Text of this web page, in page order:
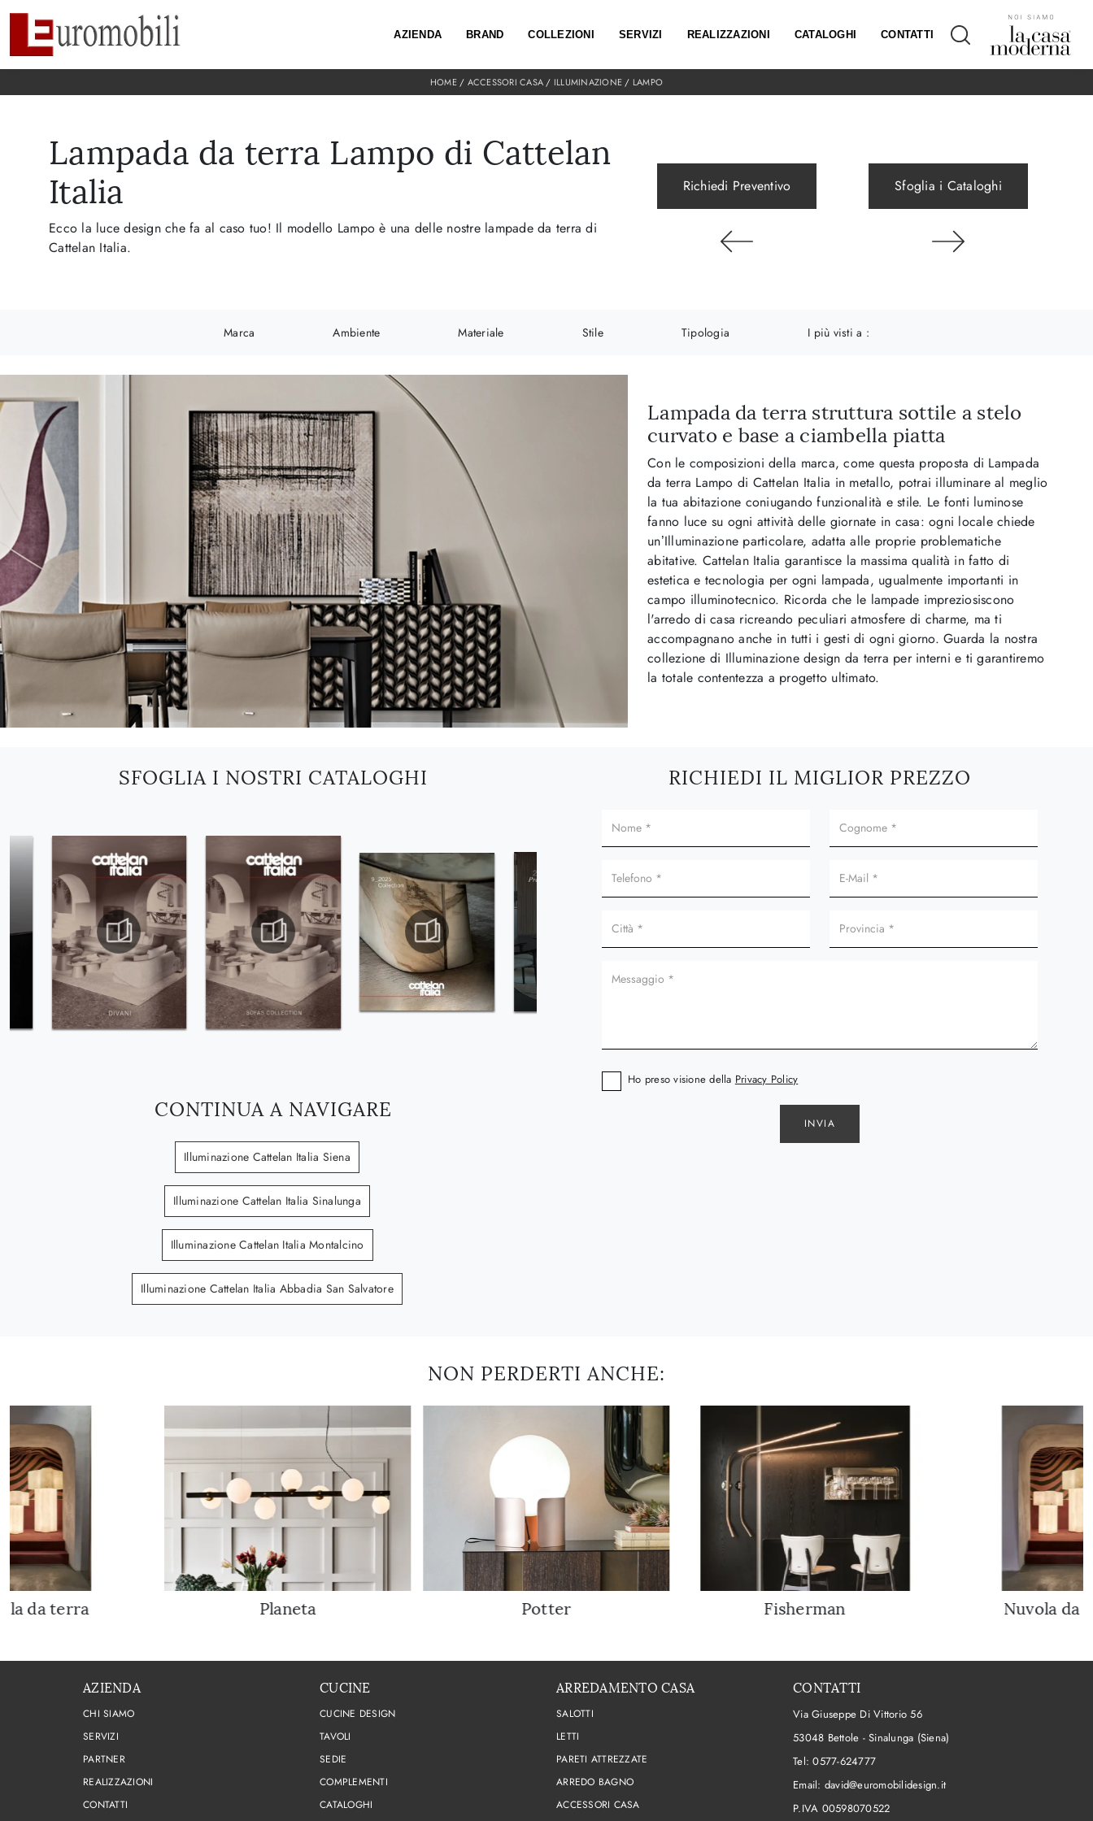
AZIENDA BRAND COLLEZIONI SERVIZI REALIZZAZIONI CATALOGHI CONTATTI
HOME/ ACCESSORI CASA / ILLUMINAZIONE / LAMPO
Lampada da terra Lampo di Cattelan
Italia
Ecco la luce design che fa al caso tuo! Il modello Lampo è una delle nostre lampade da terra di
Cattelan Italia.
Richiedi Preventivo Sfoglia i Cataloghi
Marca Ambiente Materiale Stile Tipologia I più visti a :
Lampada da terra struttura sottile a stelo
curvato e base a ciambella piatta
Con le composizioni della marca, come questa proposta di Lampada
da terra Lampo di Cattelan Italia in metallo, potrai illuminare al meglio
la tua abitazione coniugando funzionalità e stile. Le fonti luminose
fanno luce su ogni attività delle giornate in casa: ogni locale chiede
un’Illuminazione particolare, adatta alle proprie problematiche
abitative. Cattelan Italia garantisce la massima qualità in fatto di
estetica e tecnologia per ogni lampada, ugualmente importanti in
campo illuminotecnico. Ricorda che le lampade impreziosiscono
l'arredo di casa ricreando peculiari atmosfere di charme, ma ti
accompagnano anche in tutti i gesti di ogni giorno. Guarda la nostra
collezione di Illuminazione design da terra per interni e ti garantiremo
la totale contentezza a progetto ultimato.
SFOGLIA I NOSTRI CATALOGHI
CONTINUA A NAVIGARE
Illuminazione Cattelan Italia Siena
Illuminazione Cattelan Italia Sinalunga
Illuminazione Cattelan Italia Montalcino
Illuminazione Cattelan Italia Abbadia San Salvatore
RICHIEDI IL MIGLIOR PREZZO
Ho preso visione della Privacy Policy
INVIA
NON PERDERTI ANCHE:
da terra Planeta Potter Fisherman Nuvola da
AZIENDA
CHI SIAMO
SERVIZI
PARTNER
REALIZZAZIONI
CONTATTI
CUCINE
CUCINE DESIGN
TAVOLI
SEDIE
COMPLEMENTI
CATALOGHI
ARREDAMENTO CASA
SALOTTI
LETTI
PARETI ATTREZZATE
ARREDO BAGNO
ACCESSORI CASA
CONTATTI
Via Giuseppe Di Vittorio 56
53048 Bettole - Sinalunga (Siena)
Tel:0577-624777
Email: david@euromobilidesign.it
P.IVA 00598070522